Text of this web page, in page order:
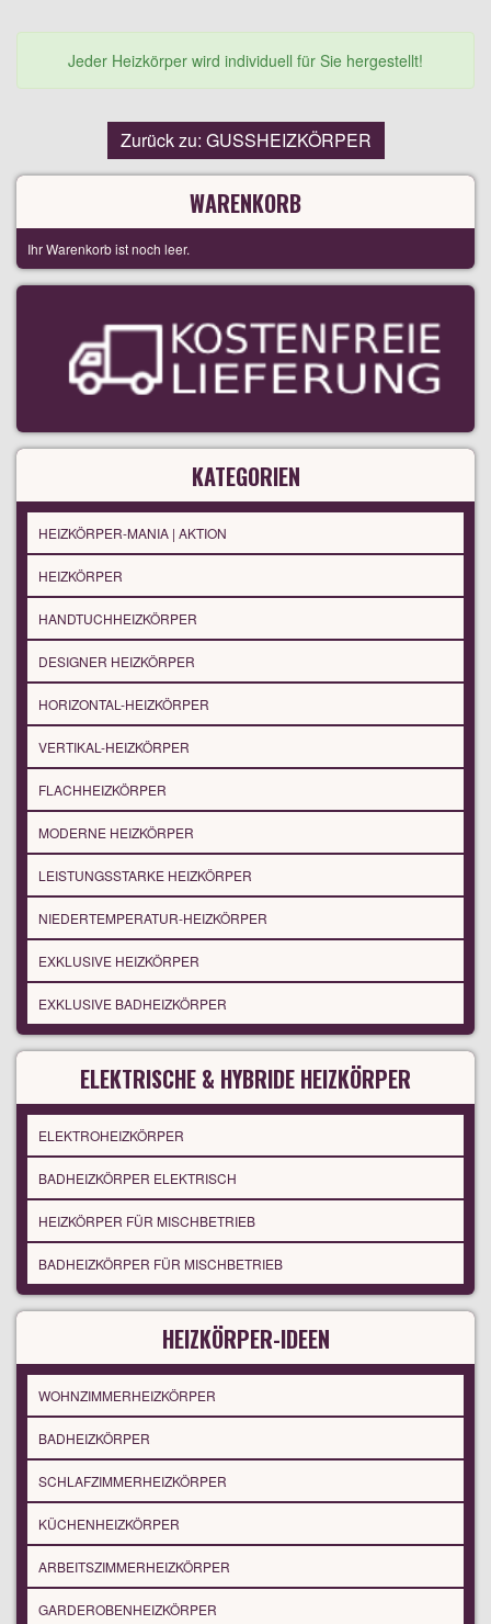
Jeder Heizkörper wird individuell für Sie hergestellt!
Zurück zu: GUSSHEIZKÖRPER
WARENKORB
Ihr Warenkorb ist noch leer.
KATEGORIEN
HEIZKÖRPER-MANIA | AKTION
HEIZKÖRPER
HANDTUCHHEIZKÖRPER
DESIGNER HEIZKÖRPER
HORIZONTAL-HEIZKÖRPER
VERTIKAL-HEIZKÖRPER
FLACHHEIZKÖRPER
MODERNE HEIZKÖRPER
LEISTUNGSSTARKE HEIZKÖRPER
NIEDERTEMPERATUR-HEIZKÖRPER
EXKLUSIVE HEIZKÖRPER
EXKLUSIVE BADHEIZKÖRPER
ELEKTRISCHE & HYBRIDE HEIZKÖRPER
ELEKTROHEIZKÖRPER
BADHEIZKÖRPER ELEKTRISCH
HEIZKÖRPER FÜR MISCHBETRIEB
BADHEIZKÖRPER FÜR MISCHBETRIEB
HEIZKÖRPER-IDEEN
WOHNZIMMERHEIZKÖRPER
BADHEIZKÖRPER
SCHLAFZIMMERHEIZKÖRPER
KÜCHENHEIZKÖRPER
ARBEITSZIMMERHEIZKÖRPER
GARDEROBENHEIZKÖRPER